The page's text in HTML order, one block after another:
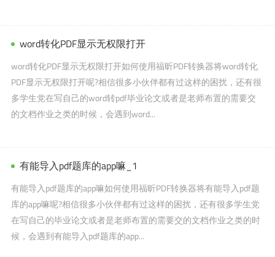
word转化PDF显示无权限打开
word转化PDF显示无权限打开如何使用福昕PDF转换器将word转化
PDF显示无权限打开呢?相信很多小伙伴都有过这样的困扰，还有很
多学生党在写自己的word转pdf毕业论文或者是老师布置的需要交
的文档作业之类的时候，会遇到word...
有能导入pdf题库的app嘛_1
有能导入pdf题库的app嘛如何使用福昕PDF转换器将有能导入pdf题
库的app嘛呢?相信很多小伙伴都有过这样的困扰，还有很多学生党
在写自己的毕业论文或者是老师布置的需要交的文档作业之类的时
候，会遇到有能导入pdf题库的app...